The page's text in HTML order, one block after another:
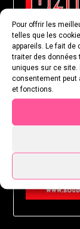
Pour offrir les
telles que les
appareils. Le fait
traiter des données
uniques sur ce site.
consentement peut
et fonctions.